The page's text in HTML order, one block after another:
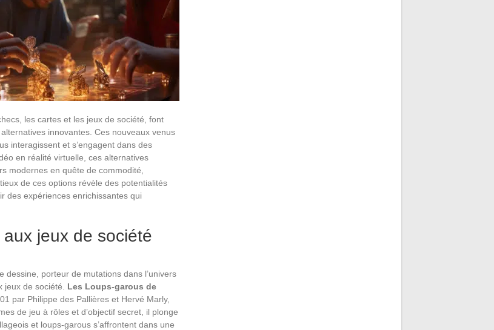
les cartes et les jeux de société, font
innovantes. Ces nouveaux venus
interagissent et s’engagent dans des
en réalité virtuelle, ces alternatives
modernes en quête de commodité,
de ces options révèle des potentialités
des expériences enrichissantes qui
jeux de société
porteur de mutations dans l’univers
jeux de société. Les Loups-garous de
par Philippe des Pallières et Hervé Marly,
de jeu à rôles et d’objectif secret, il plonge
et loups-garous s’affrontent dans une